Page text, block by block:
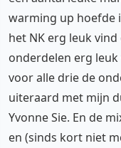
warming up hoefde
het NK erg leuk
onderdelen erg
voor alle drie de
uiteraard met mijn
Yvonne Sie. En de
en (sinds kort niet